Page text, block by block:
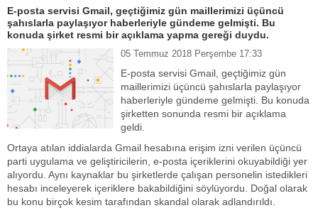
E-posta servisi Gmail, geçtiğimiz gün maillerimizi üçüncü
şahıslarla paylaşıyor haberleriyle gündeme gelmişti. Bu
konuda şirket resmi bir açıklama yapma gereği duydu.
05 Temmuz 2018 Perşembe 17:33
E-posta servisi Gmail, geçtiğimiz gün
maillerimizi üçüncü şahıslarla paylaşıyor
haberleriyle gündeme gelmişti. Bu konuda
şirketten sonunda resmi bir açıklama
geldi.
Ortaya atılan iddialarda Gmail hesabına erişim izni verilen üçüncü
parti uygulama ve geliştiricilerin, e-posta içeriklerini okuyabildiği yer
alıyordu. Aynı kaynaklar bu şirketlerde çalışan personelin istedikleri
hesabı inceleyerek içeriklere bakabildiğini söylüyordu. Doğal olarak
bu konu birçok kesim tarafından skandal olarak adlandırıldı.